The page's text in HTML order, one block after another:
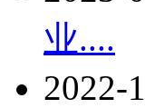
业....
2022-